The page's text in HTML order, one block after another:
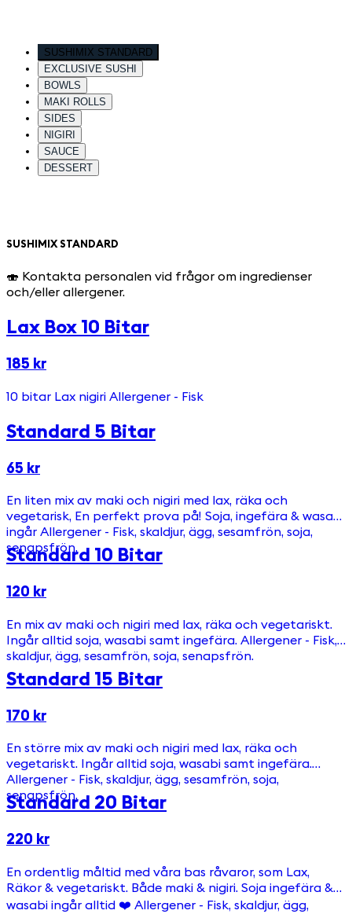
SUSHIMIX STANDARD
EXCLUSIVE SUSHI
BOWLS
MAKI ROLLS
SIDES
NIGIRI
SAUCE
DESSERT
SUSHIMIX STANDARD
🍣 Kontakta personalen vid frågor om ingredienser
och/eller allergener.
Lax Box 10 Bitar
185 kr
10 bitar Lax nigiri Allergener - Fisk
Standard 5 Bitar
65 kr
En liten mix av maki och nigiri med lax, räka och
vegetarisk, En perfekt prova på! Soja, ingefära & wasabi
ingår Allergener - Fisk, skaldjur, ägg, sesamfrön, soja,
senapsfrön.
Standard 10 Bitar
120 kr
En mix av maki och nigiri med lax, räka och vegetariskt.
Ingår alltid soja, wasabi samt ingefära. Allergener - Fisk,
skaldjur, ägg, sesamfrön, soja, senapsfrön.
Standard 15 Bitar
170 kr
En större mix av maki och nigiri med lax, räka och
vegetariskt. Ingår alltid soja, wasabi samt ingefära.
Allergener - Fisk, skaldjur, ägg, sesamfrön, soja,
senapsfrön.
Standard 20 Bitar
220 kr
En ordentlig måltid med våra bas råvaror, som Lax,
Räkor & vegetariskt. Både maki & nigiri. Soja ingefära &
wasabi ingår alltid ❤️ Allergener - Fisk, skaldjur, ägg,